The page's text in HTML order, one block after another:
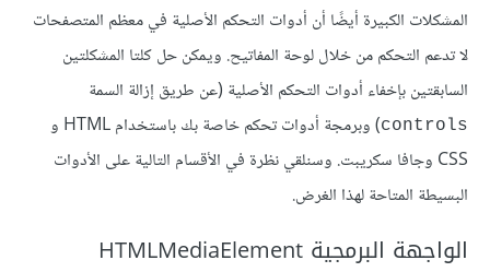
المشكلات الكبيرة أيضًا أن أدوات التحكم اﻷصلية في معظم المتصفحات
لا تدعم التحكم من خلال لوحة المفاتيح. ويمكن حل كلتا المشكلتين
السابقتين بإخفاء أدوات التحكم الأصلية (عن طريق إزالة السمة
controls
) وبرمجة أدوات تحكم خاصة بك باستخدام HTML و
CSS وجافا سكريبت. وسنلقي نظرة في اﻷقسام التالية على اﻷدوات
البسيطة المتاحة لهذا الغرض.
الواجهة البرمجية HTMLMediaElement